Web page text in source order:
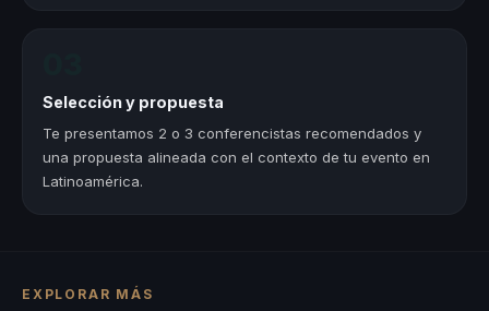
Selección y propuesta
Te presentamos 2 o 3 conferencistas recomendados y
una propuesta alineada con el contexto de tu evento en
Latinoamérica.
EXPLORAR MÁS